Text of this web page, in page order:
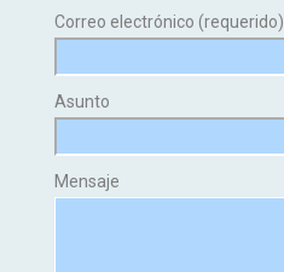
Correo electrónico (requerido)
Asunto
Mensaje